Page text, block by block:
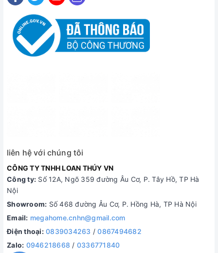
liên hệ với chúng tôi
CÔNG TY TNHH LOAN THÚY VN
Công ty: Số 12A, Ngõ 359 đường Âu Cơ, P. Tây Hồ, TP Hà
Nội
Showroom: Số 468 đường Âu Cơ, P. Hồng Hà, TP Hà Nội
Email: megahome.cnhn@gmail.com
Điện thoại: 0839034263 /0867494682
Zalo: 0946218668 / 0336771840